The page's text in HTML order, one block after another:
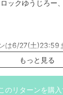
ックゆうじろー
は6/27(土)23:59
る場合がありま
場合の返金は致
の末尾に記載され
もっと見る
このリターンを購